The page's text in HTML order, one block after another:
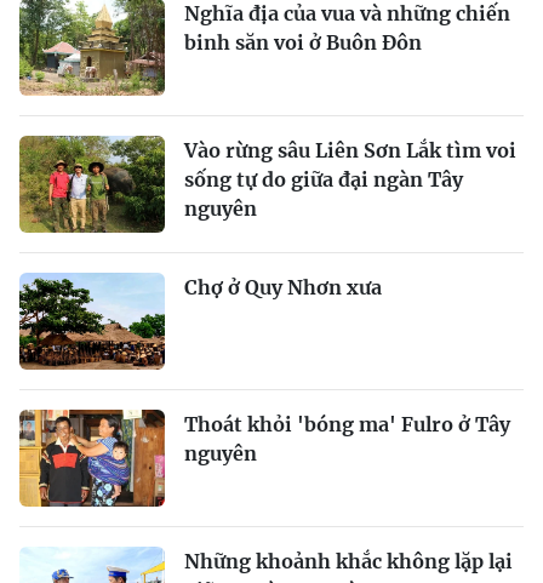
Nghĩa địa của vua và những chiến
binh săn voi ở Buôn Đôn
Vào rừng sâu Liên Sơn Lắk tìm voi
sống tự do giữa đại ngàn Tây
nguyên
Chợ ở Quy Nhơn xưa
Thoát khỏi 'bóng ma' Fulro ở Tây
nguyên
Những khoảnh khắc không lặp lại